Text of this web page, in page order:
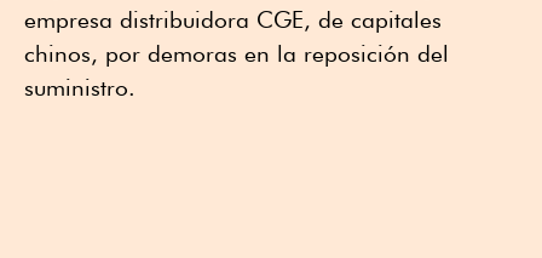
empresa distribuidora CGE, de capitales
chinos, por demoras en la reposición del
suministro.